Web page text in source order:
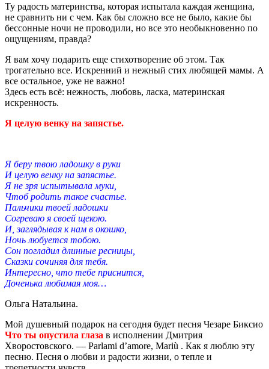
Ту радость материнства, которая испытала каждая женщина,
не сравнить ни с чем. Как бы сложно все не было, какие бы
бессонные ночи не проводили, но все это необыкновенно по
ощущениям, правда?
Я вам хочу подарить еще стихотворение об этом. Так
трогательно все. Искренний и нежный стих любящей мамы. А
все остальное, уже не важно!
Здесь есть всё: нежность, любовь, ласка, материнская
искренность.
Я целую венку на запястье.
Я беру твою ладошку в руки
И целую венку на запястье.
Я не зря испытывала муки,
Чтоб родить такое счастье.
Пальчики твоей ладошки
Согреваю я своей щекою.
И, заглядывая к нам в окошко,
Ночь любуется тобою.
Сон погладил длинные ресницы,
Сказки сочиняя для тебя.
Интересно, что тебе приснится,
Доченька любимая моя…
Ольга Натальина.
Мой душевный подарок на сегодня будет песня Чезаре Биксио
Что ты опустила глаза в исполнении Дмитрия
Хворостовского. — Parlami d’amore, Mariù . Как я люблю эту
песню. Песня о любви и радости жизни, о тепле и